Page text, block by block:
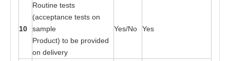
10
Routine tests
(acceptance tests on
sample
Product) to be provided
on delivery
Yes/No Yes